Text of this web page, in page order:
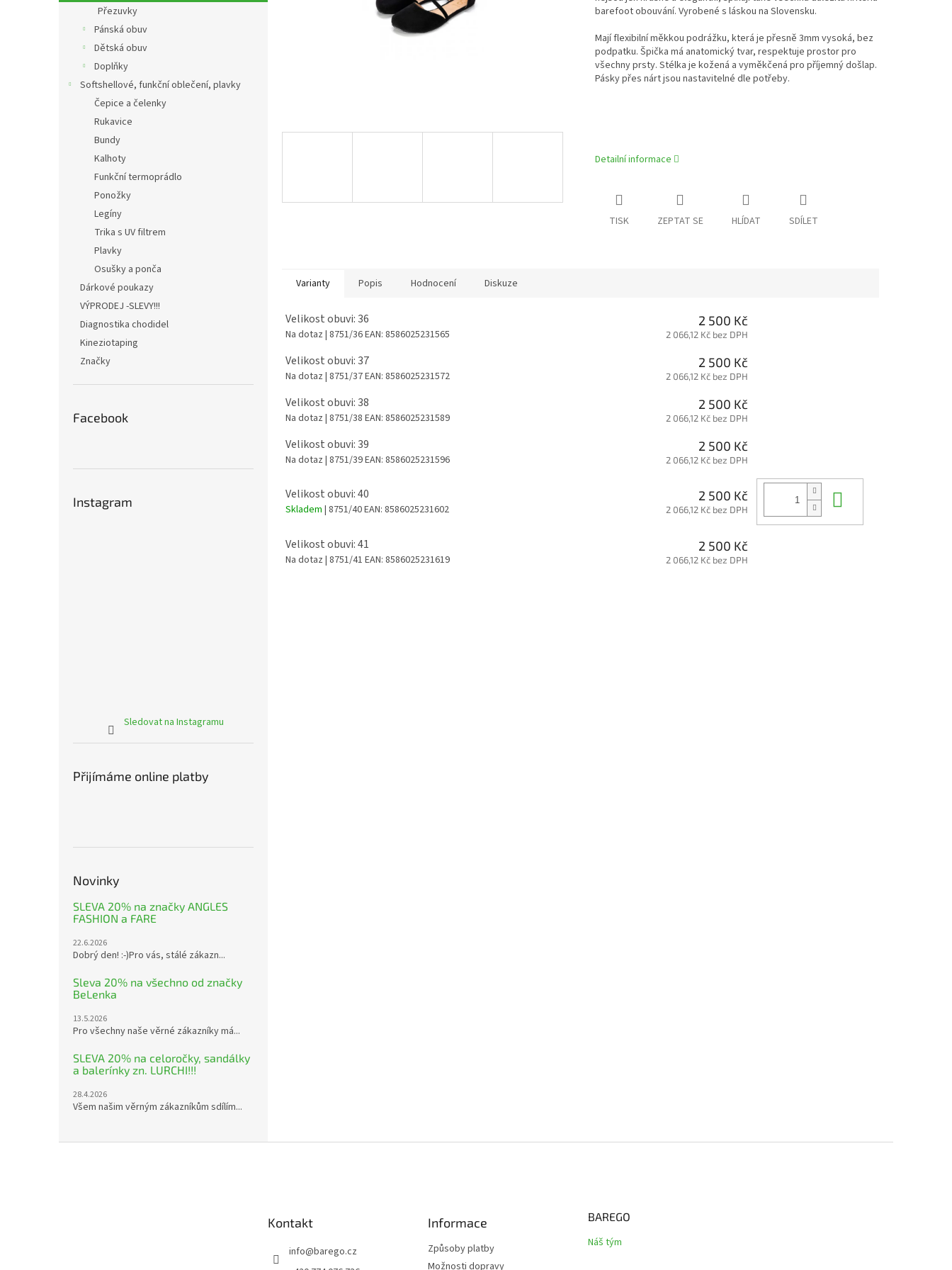
n
Přezuvky
Pánská obuv
Dětská obuv
Doplňky
Softshellové, funkční oblečení, plavky
Čepice a čelenky
Rukavice
Bundy
Kalhoty
Funkční termoprádlo
Ponožky
Legíny
Trika s UV filtrem
Plavky
Osušky a ponča
Dárkové poukazy
VÝPRODEJ -SLEVY!!!
Diagnostika chodidel
Kineziotaping
Značky
Facebook
Instagram
Sledovat na Instagramu
Přijímáme online platby
Novinky
SLEVA 20% na značky ANGLES
FASHION a FARE
22.6.2026
Dobrý den! :-)Pro vás, stálé zákazn...
Sleva 20% na všechno od značky
BeLenka
13.5.2026
Pro všechny naše věrné zákazníky má...
SLEVA 20% na celoročky, sandálky
a balerínky zn. LURCHI!!!
28.4.2026
Všem našim věrným zákazníkům sdílím...
barefoot obouvání. Vyrobené s láskou na Slovensku.
Mají flexibilní měkkou podrážku, která je přesně 3mm vysoká, bez
podpatku. Špička má anatomický tvar, respektuje prostor pro
všechny prsty. Stélka je kožená a vyměkčená pro příjemný došlap.
Pásky přes nárt jsou nastavitelné dle potřeby.
Detailní informace
TISK ZEPTAT SE HLÍDAT SDÍLET
Varianty Popis Hodnocení Diskuze
Velikost obuvi: 36
Na dotaz | 8751/36EAN: 8586025231565
2 500 Kč
2 066,12 Kč bez DPH
Velikost obuvi: 37
Na dotaz | 8751/37EAN: 8586025231572
2 500 Kč
2 066,12 Kč bez DPH
Velikost obuvi: 38
Na dotaz | 8751/38 EAN: 8586025231589
2 500 Kč
2 066,12 Kč bez DPH
Velikost obuvi: 39
Na dotaz | 8751/39EAN: 8586025231596
2 500 Kč
2 066,12 Kč bez DPH
Velikost obuvi: 40
Skladem | 8751/40EAN: 8586025231602
2 500 Kč
2 066,12 Kč bez DPH
Velikost obuvi: 41
Na dotaz | 8751/41 EAN: 8586025231619
2 500 Kč
2 066,12 Kč bez DPH
Kontakt
info@barego.cz
Informace
Způsoby platby
Možnosti dopravy
BAREGO
Náš tým